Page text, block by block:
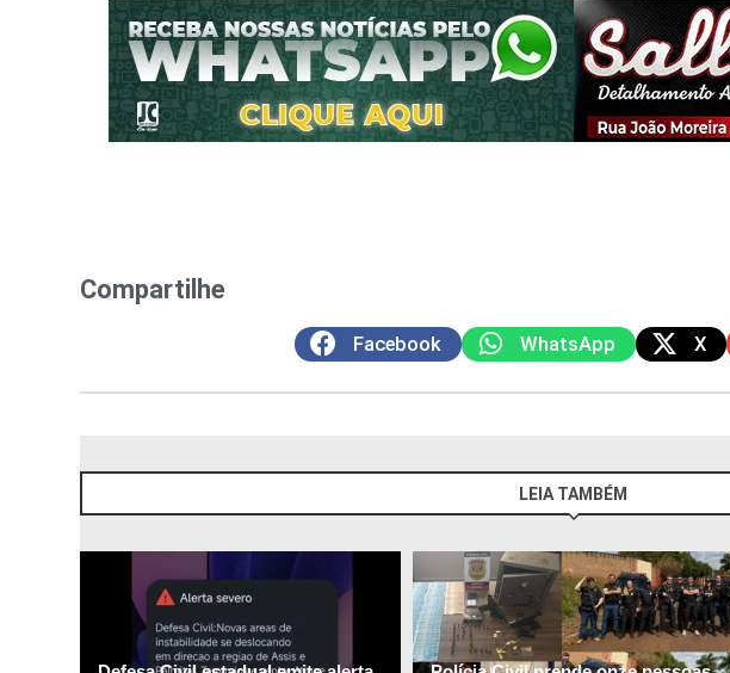
Compartilhe
Facebook WhatsApp X
LEIA TAMBÉM